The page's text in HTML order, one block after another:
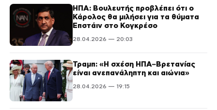
ΗΠΑ: Βουλευτής προβλέπει ότι ο
Κάρολος θα μιλήσει για τα θύματα
Επστάιν στο Κογκρέσο
28.04.2026 — 20:03
Τραμπ: «Η σχέση ΗΠΑ–Βρετανίας
είναι ανεπανάληπτη και αιώνια»
28.04.2026 — 19:15